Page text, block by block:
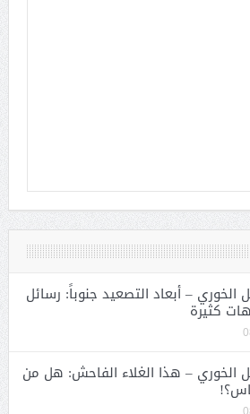
الخوري – أبعاد التصعيد جنوباً: رسائل
كثيرة
الخوري – هذا الغلاء الفاحش: هل من